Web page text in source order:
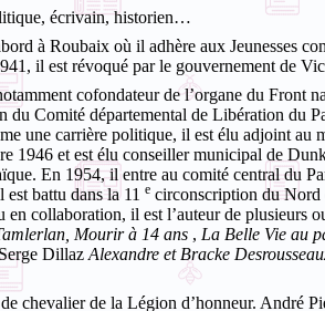
écrivain, historien…
à Roubaix où il adhère aux Jeunesses
il est révoqué par le gouvernement de
cofondateur de l’organe du Front
Comité départemental de Libération du
une carrière politique, il est élu adjoint au
1946 et est élu conseiller municipal de
En 1954, il entre au comité central du
battu dans la 11 e circonscription du Nord
collaboration, il est l’auteur de plusieurs
Mourir à 14 ans , La Belle Vie au
Dillaz Alexandre et Bracke
de la Légion d’honneur. André